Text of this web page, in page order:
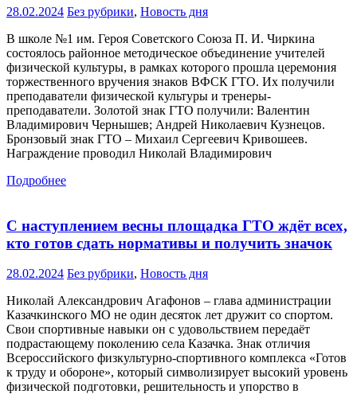
28.02.2024 Без рубрики, Новость дня
В школе №1 им. Героя Советского Союза П. И. Чиркина
состоялось районное методическое объединение учителей
физической культуры, в рамках которого прошла церемония
торжественного вручения знаков ВФСК ГТО. Их получили
преподаватели физической культуры и тренеры-
преподаватели. Золотой знак ГТО получили: Валентин
Владимирович Чернышев; Андрей Николаевич Кузнецов.
Бронзовый знак ГТО – Михаил Сергеевич Кривошеев.
Награждение проводил Николай Владимирович
Подробнее
С наступлением весны площадка ГТО ждёт всех,
кто готов сдать нормативы и получить значок
28.02.2024 Без рубрики, Новость дня
Николай Александрович Агафонов – глава администрации
Казачкинского МО не один десяток лет дружит со спортом.
Свои спортивные навыки он с удовольствием передаёт
подрастающему поколению села Казачка. Знак отличия
Всероссийского физкультурно-спортивного комплекса «Готов
к труду и обороне», который символизирует высокий уровень
физической подготовки, решительность и упорство в